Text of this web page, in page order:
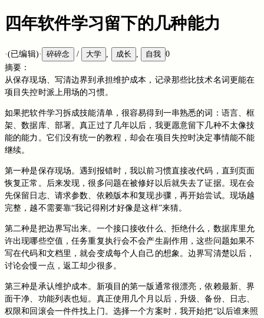
四年软件学习留下的几种能力
·(已编辑)· 碎碎念 / 大学 成长 自我 0
摘要：
从保存现场、写清边界到承担维护成本，记录那些比技术名词更能在
项目失控时派上用场的习惯。
如果把软件学习拆成技能清单，很容易得到一串熟悉的词：语言、框
架、数据库、部署。真正过了几年以后，我更愿意留下几种不太像技
能的能力。它们没有统一的教程，却会在项目失控时决定事情能不能
继续。
第一种是保存现场。遇到报错时，我以前习惯直接改代码，直到页面
恢复正常。后来发现，很多问题在被修好以后就失去了证据。现在会
先保留日志、请求参数、依赖版本和复现步骤，再开始尝试。现场越
完整，越不需要靠“我记得刚才好像是这样”来猜。
第二种是把边界写出来。一个接口接收什么、拒绝什么，数据库里允
许出现哪些空值，任务重复执行会不会产生副作用，这些问题如果不
写在代码和文档里，就会变成每个人自己的想象。边界写清楚以后，
讨论会慢一点，返工却少很多。
第三种是承认维护成本。新项目的第一版通常很漂亮，依赖最新、界
面干净、功能列表也短。真正使用几个月以后，升级、备份、日志、
权限和回滚会一件件找上门。选择一个方案时，我开始把“以后谁来照